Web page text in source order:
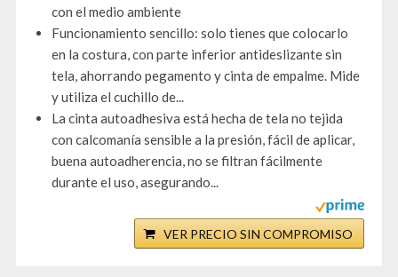
con el medio ambiente
Funcionamiento sencillo: solo tienes que colocarlo
en la costura, con parte inferior antideslizante sin
tela, ahorrando pegamento y cinta de empalme. Mide
y utiliza el cuchillo de...
La cinta autoadhesiva está hecha de tela no tejida
con calcomanía sensible a la presión, fácil de aplicar,
buena autoadherencia, no se filtran fácilmente
durante el uso, asegurando...
VER PRECIO SIN COMPROMISO